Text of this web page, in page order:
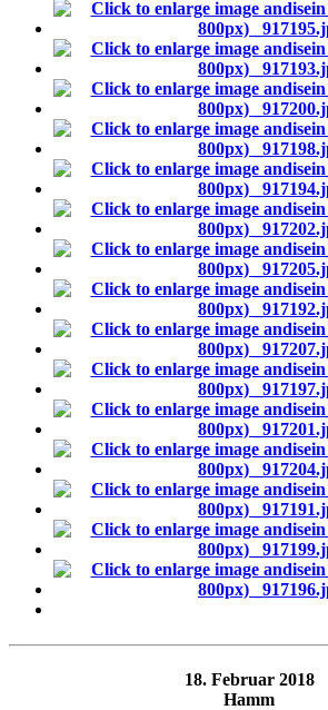
18. Februar 2018
Hamm